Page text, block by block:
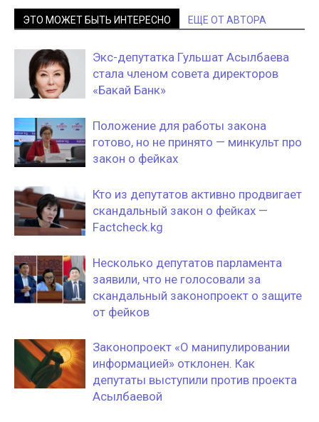
ЭТО МОЖЕТ БЫТЬ ИНТЕРЕСНО ЕЩЕ ОТ АВТОРА
Экс-депутатка Гульшат Асылбаева
стала членом совета директоров
«Бакай Банк»
Положение для работы закона
готово, но не принято — минкульт про
закон о фейках
Кто из депутатов активно продвигает
скандальный закон о фейках —
Factcheck.kg
Несколько депутатов парламента
заявили, что не голосовали за
скандальный законопроект о защите
от фейков
Законопроект «О манипулировании
информацией» отклонен. Как
депутаты выступили против проекта
Асылбаевой